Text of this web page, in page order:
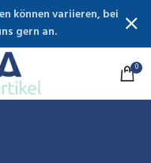
0
können variieren, bei
gern an.